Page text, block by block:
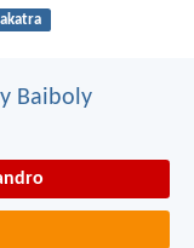
Baiboly